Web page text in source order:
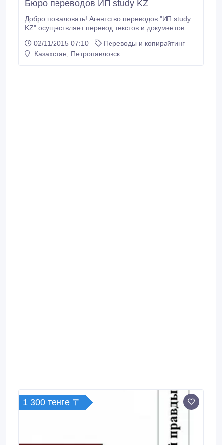
Бюро переводов ИП study KZ
Добро пожаловать! Агентство переводов "ИП study
KZ" осуществляет перевод текстов и документов
качественно, профессионально. У нас работают
только лучшие переводчики и корректоры. Мы
02/11/2015 07:10
Переводы и копирайтинг
Казахстан, Петропавловск
1 300 тенге 〒